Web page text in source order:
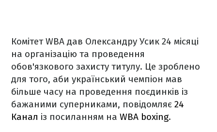
Комітет WBA дав Олександру Усик 24 місяці
на організацію та проведення
обов'язкового захисту титулу. Це зроблено
для того, аби український чемпіон мав
більше часу на проведення поєдинків із
бажаними суперниками, повідомляє 24
Канал із посиланням на WBA boxing.